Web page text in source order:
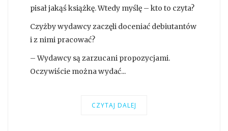
pisał jakąś książkę. Wtedy myślę – kto to czyta?
Czyżby wydawcy zaczęli doceniać debiutantów
i z nimi pracować?
– Wydawcy są zarzucani propozycjami.
Oczywiście można wydać...
CZYTAJ DALEJ